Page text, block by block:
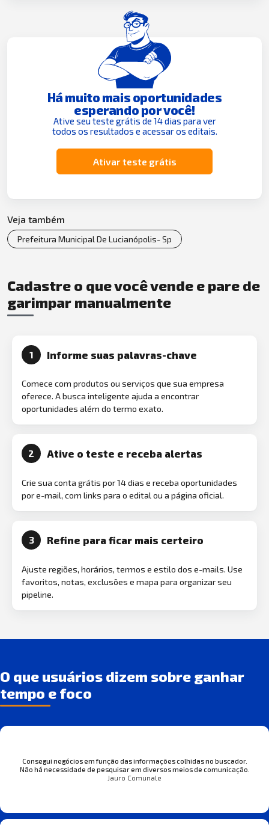
Há muito mais oportunidades
esperando por você!
Ative seu teste grátis de 14 dias para ver
todos os resultados e acessar os editais.
Ativar teste grátis
Veja também
Prefeitura Municipal De Lucianópolis- Sp
Cadastre o que você vende e pare de
garimpar manualmente
1 Informe suas palavras-chave
Comece com produtos ou serviços que sua empresa
oferece. A busca inteligente ajuda a encontrar
oportunidades além do termo exato.
2 Ative o teste e receba alertas
Crie sua conta grátis por 14 dias e receba oportunidades
por e-mail, com links para o edital ou a página oficial.
3 Refine para ficar mais certeiro
Ajuste regiões, horários, termos e estilo dos e-mails. Use
favoritos, notas, exclusões e mapa para organizar seu
pipeline.
O que usuários dizem sobre ganhar
tempo e foco
Consegui negócios em função das informações colhidas no buscador.
Não há necessidade de pesquisar em diversos meios de comunicação.
Jauro Comunale